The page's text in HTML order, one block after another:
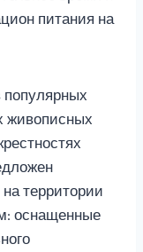
питания на
живописных
территории
оснащенные